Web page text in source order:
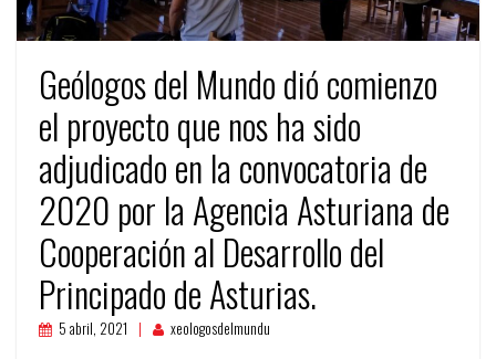
Geólogos del Mundo dió comienzo
el proyecto que nos ha sido
adjudicado en la convocatoria de
2020 por la Agencia Asturiana de
Cooperación al Desarrollo del
Principado de Asturias.
5 abril, 2021 xeologosdelmundu